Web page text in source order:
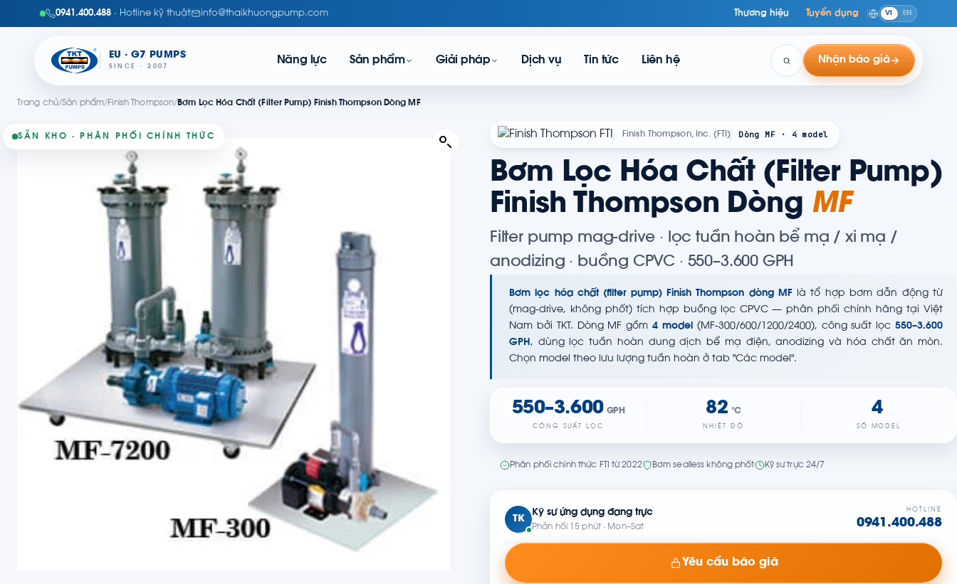
0941.400.488 · Hotline kỹ thuật info@thaikhuongpump.com Thương hiệu Tuyển dụng VI EN
EU · G7 PUMPS
SINCE · 2007
Năng lực Sản phẩm Giải pháp Dịch vụ Tin tức Liên hệ Nhận báo giá
Trang chủ/Sản phẩm/Finish Thompson/Bơm Lọc Hóa Chất (Filter Pump) Finish Thompson Dòng MF
SẴN KHO · PHÂN PHỐI CHÍNH THỨC Finish Thompson, Inc. (FTI) Dòng MF · 4 model
Bơm Lọc Hóa Chất (Filter Pump)
Finish Thompson Dòng MF
Filter pump mag-drive · lọc tuần hoàn bể mạ / xi mạ /
anodizing · buồng CPVC · 550–3.600 GPH
Bơm lọc hóa chất (filter pump) Finish Thompson dòng MF là tổ hợp bơm dẫn động từ
(mag-drive, không phốt) tích hợp buồng lọc CPVC — phân phối chính hãng tại Việt
Nam bởi TKT. Dòng MF gồm 4 model(MF-300/600/1200/2400), công suất lọc550–3.600
GPH, dùng lọc tuần hoàn dung dịch bể mạ điện, anodizing và hóa chất ăn mòn.
Chọn model theo lưu lượng tuần hoàn ở tab "Các model".
550–3.600 GPH
CÔNG SUẤT LỌC
82 °C
NHIỆT ĐỘ
4
SỐ MODEL
Phân phối chính thức FTI từ 2022 Bơm sealless không phốt Kỹ sư trực 24/7
TK
Kỹ sư ứng dụng đang trực
Phản hồi 15 phút · Mon–Sat
HOTLINE
0941.400.488
Yêu cầu báo giá